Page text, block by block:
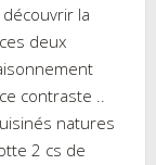
la
deux
contraste ..
natures
2 cs de